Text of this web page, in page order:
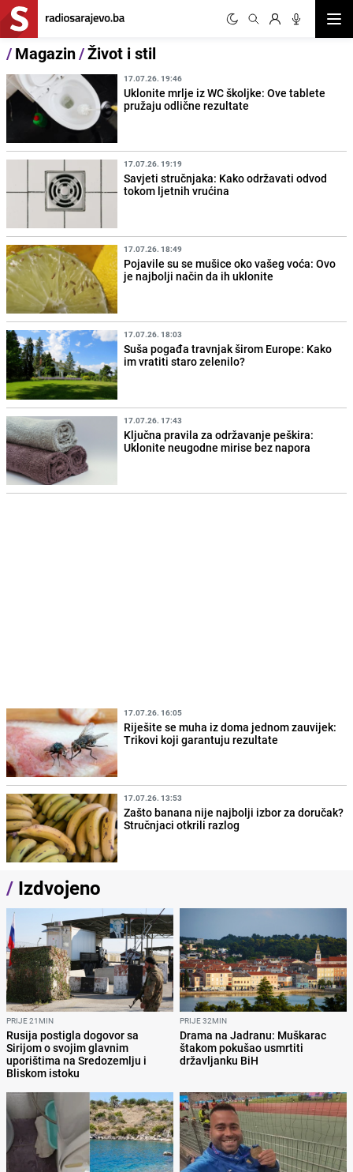
/Magazin/Život i stil
17.07.26. 19:46
Uklonite mrlje iz WC školjke: Ove tablete
pružaju odlične rezultate
17.07.26. 19:19
Savjeti stručnjaka: Kako održavati odvod
tokom ljetnih vrućina
17.07.26. 18:49
Pojavile su se mušice oko vašeg voća: Ovo
je najbolji način da ih uklonite
17.07.26. 18:03
Suša pogađa travnjak širom Europe: Kako
im vratiti staro zelenilo?
17.07.26. 17:43
Ključna pravila za održavanje peškira:
Uklonite neugodne mirise bez napora
17.07.26. 16:05
Riješite se muha iz doma jednom zauvijek:
Trikovi koji garantuju rezultate
17.07.26. 13:53
Zašto banana nije najbolji izbor za doručak?
Stručnjaci otkrili razlog
/ Izdvojeno
PRIJE 21MIN
Rusija postigla dogovor sa
Sirijom o svojim glavnim
uporištima na Sredozemlju i
Bliskom istoku
PRIJE 32MIN
Drama na Jadranu: Muškarac
štakom pokušao usmrtiti
državljanku BiH